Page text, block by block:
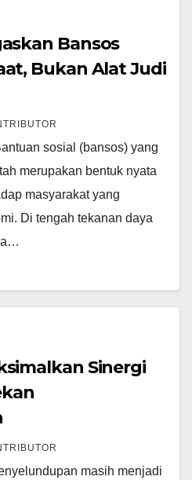
Bansos
Bukan Alat Judi
sosial (bansos) yang
merupakan bentuk nyata
masyarakat yang
Di tengah tekanan daya
Sinergi
masih menjadi